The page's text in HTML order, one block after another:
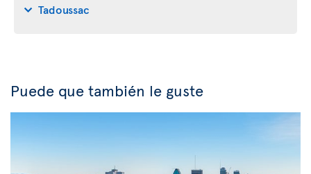
Tadoussac
Puede que también le guste